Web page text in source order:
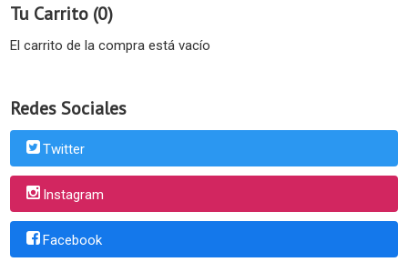
Tu Carrito (0)
El carrito de la compra está vacío
Redes Sociales
Twitter
Instagram
Facebook